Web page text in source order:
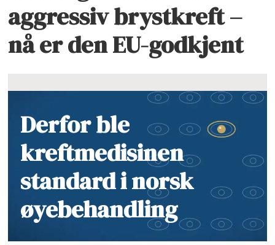
aggressiv brystkreft –
nå er den EU-godkjent
Derfor ble
kreftmedisinen
standard i norsk
øyebehandling